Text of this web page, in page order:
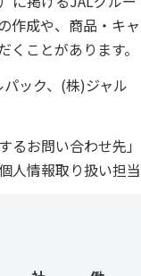
作成や、商品・キャ
ことがあります。
ック、(株)ジャル
るお問い合わせ先」
人情報取り扱い担当